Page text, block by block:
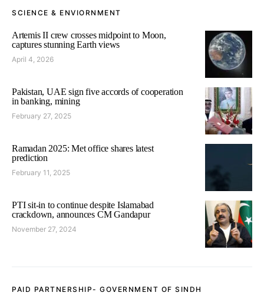
SCIENCE & ENVIORNMENT
Artemis II crew crosses midpoint to Moon,
captures stunning Earth views
April 4, 2026
Pakistan, UAE sign five accords of cooperation
in banking, mining
February 27, 2025
Ramadan 2025: Met office shares latest
prediction
February 11, 2025
PTI sit-in to continue despite Islamabad
crackdown, announces CM Gandapur
November 27, 2024
PAID PARTNERSHIP- GOVERNMENT OF SINDH